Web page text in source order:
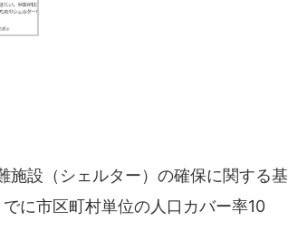
設（シェルター）の確保に関する基
に市区町村単位の人口カバー率10